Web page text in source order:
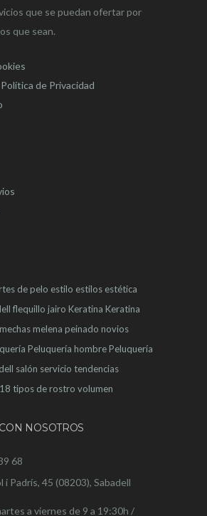
que se puedan ofertar por
que sean.
de Privacidad
de pelo estilo estilos estética
flequillo jairo Keratina Keratina
mechasmelena peinado novios
Peluquería hombrePeluquería
salón servicio tendencias
tipos de rostro volumen
NOSOTROS
68
i Padrís, 45 (08203), Sabadell
a viernes de 9 a 19:30h /